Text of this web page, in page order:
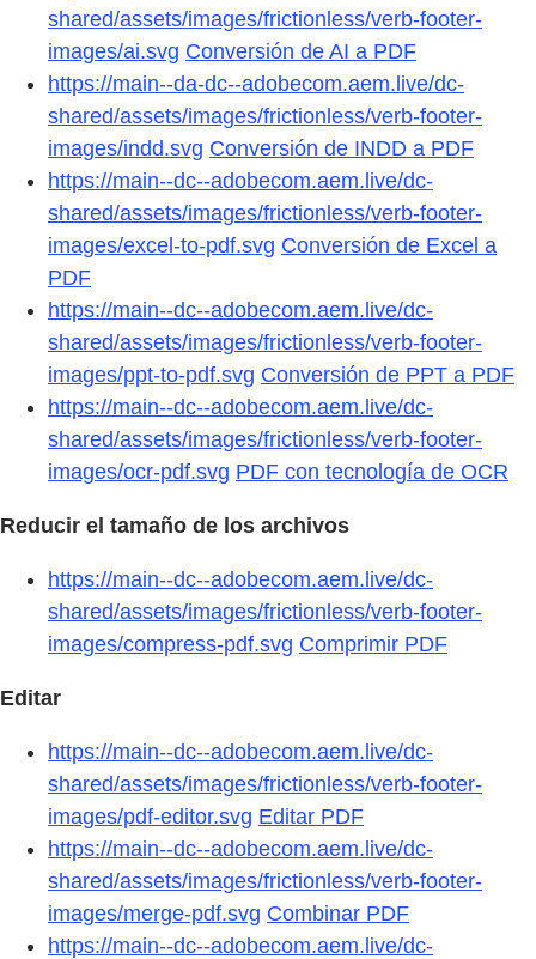
shared/assets/images/frictionless/verb-footer-
images/ai.svg Conversión de AI a PDF
https://main--da-dc--adobecom.aem.live/dc-
shared/assets/images/frictionless/verb-footer-
images/indd.svg Conversión de INDD a PDF
https://main--dc--adobecom.aem.live/dc-
shared/assets/images/frictionless/verb-footer-
images/excel-to-pdf.svg Conversión de Excel a
PDF
https://main--dc--adobecom.aem.live/dc-
shared/assets/images/frictionless/verb-footer-
images/ppt-to-pdf.svg Conversión de PPT a PDF
https://main--dc--adobecom.aem.live/dc-
shared/assets/images/frictionless/verb-footer-
images/ocr-pdf.svg PDF con tecnología de OCR
Reducir el tamaño de los archivos
https://main--dc--adobecom.aem.live/dc-
shared/assets/images/frictionless/verb-footer-
images/compress-pdf.svg Comprimir PDF
Editar
https://main--dc--adobecom.aem.live/dc-
shared/assets/images/frictionless/verb-footer-
images/pdf-editor.svg Editar PDF
https://main--dc--adobecom.aem.live/dc-
shared/assets/images/frictionless/verb-footer-
images/merge-pdf.svg Combinar PDF
https://main--dc--adobecom.aem.live/dc-